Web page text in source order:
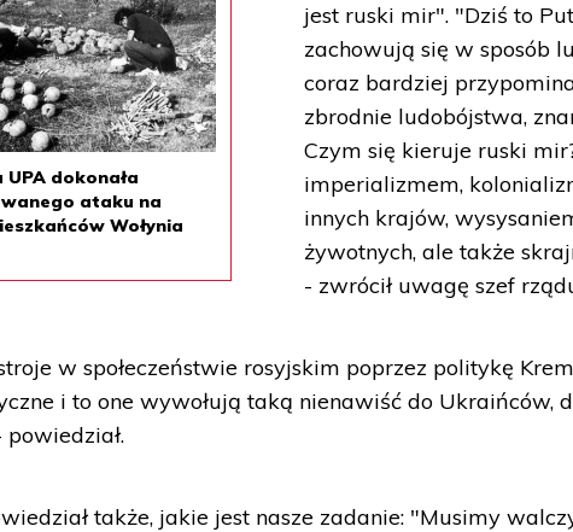
UPA dokonała
ataku na
Wołynia
jest ruski mir". "Dziś to
zachowują się w sposób
coraz bardziej
zbrodnie ludobójstwa,
Czym się kieruje ruski
imperializmem,
innych krajów,
żywotnych, ale także
- zwrócił uwagę szef
w społeczeństwie rosyjskim poprzez politykę
i to one wywołują taką nienawiść do Ukraińców,
także, jakie jest nasze zadanie: "Musimy